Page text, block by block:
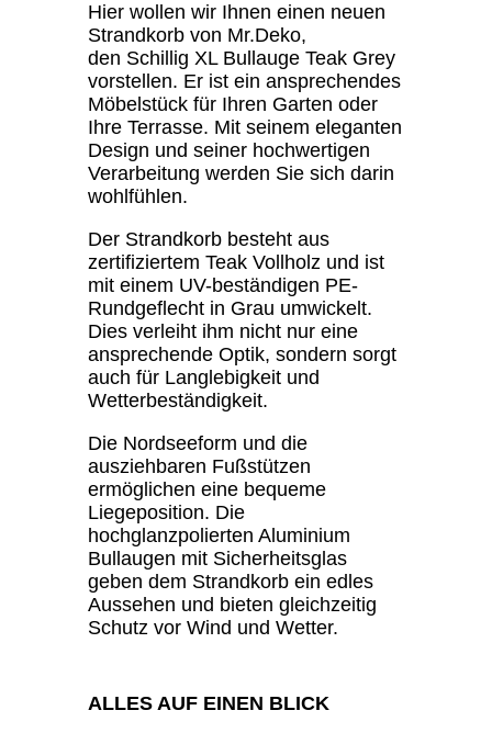
Hier wollen wir Ihnen einen neuen
Strandkorb von Mr.Deko,
den Schillig XL Bullauge Teak Grey
vorstellen. Er ist ein ansprechendes
Möbelstück für Ihren Garten oder
Ihre Terrasse. Mit seinem eleganten
Design und seiner hochwertigen
Verarbeitung werden Sie sich darin
wohlfühlen.
Der Strandkorb besteht aus
zertifiziertem Teak Vollholz und ist
mit einem UV-beständigen PE-
Rundgeflecht in Grau umwickelt.
Dies verleiht ihm nicht nur eine
ansprechende Optik, sondern sorgt
auch für Langlebigkeit und
Wetterbeständigkeit.
Die Nordseeform und die
ausziehbaren Fußstützen
ermöglichen eine bequeme
Liegeposition. Die
hochglanzpolierten Aluminium
Bullaugen mit Sicherheitsglas
geben dem Strandkorb ein edles
Aussehen und bieten gleichzeitig
Schutz vor Wind und Wetter.
ALLES AUF EINEN BLICK